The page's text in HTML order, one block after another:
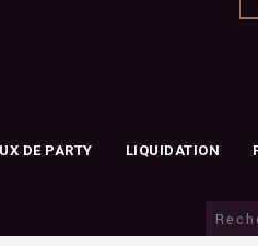
DE PARTY LIQUIDATION